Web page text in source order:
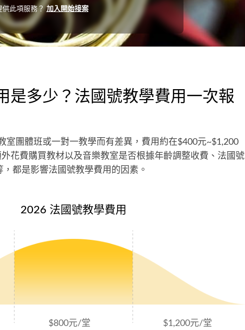
供此項服務？加入開始接案
是多少？法國號教學費用一次報
室團體班或一對一教學而有差異，費用約在$400元~$1,200
花費購買教材以及音樂教室是否根據年齡調整收費、法國號
都是影響法國號教學費用的因素。
2026 法國號教學費用
$800元/堂 $1,200元/堂